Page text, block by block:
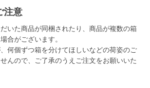
注意
いた商品が同梱されたり、商品が複数の箱
合がございます。
何個ずつ箱を分けてほしいなどの荷姿のご
んので、ご了承のうえご注文をお願いいた